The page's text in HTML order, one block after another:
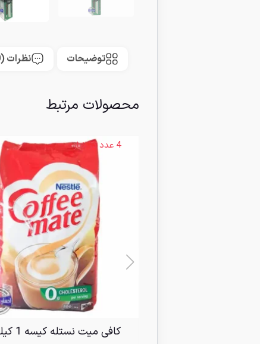
توضیحات نظرات (0)
محصولات مرتبط
4 عدد در انبار
کافی میت نستله کیسه 1 کیلوگرمی